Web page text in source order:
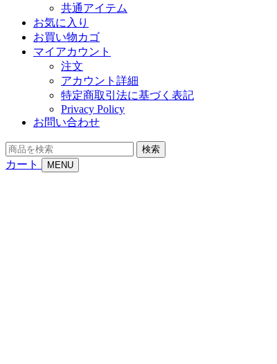
共通アイテム
お気に入り
お買い物カゴ
マイアカウント
注文
アカウント詳細
特定商取引法に基づく表記
Privacy Policy
お問い合わせ
商
品
検索
カート MENU